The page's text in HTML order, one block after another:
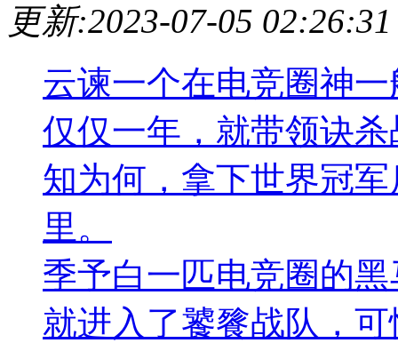
更新:2023-07-05 02:26:31
云谏一个在电竞圈神
仅仅一年，就带领诀
知为何，拿下世界冠
里。
季予白一匹电竞圈的
就进入了饕餮战队，